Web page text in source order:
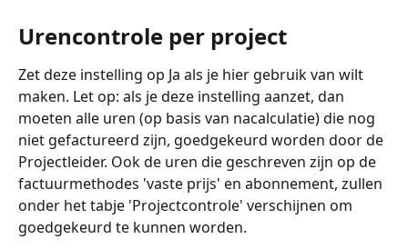
Urencontrole per project
Zet deze instelling op Ja als je hier gebruik van wilt
maken. Let op: als je deze instelling aanzet, dan
moeten alle uren (op basis van nacalculatie) die nog
niet gefactureerd zijn, goedgekeurd worden door de
Projectleider. Ook de uren die geschreven zijn op de
factuurmethodes 'vaste prijs' en abonnement, zullen
onder het tabje 'Projectcontrole' verschijnen om
goedgekeurd te kunnen worden.